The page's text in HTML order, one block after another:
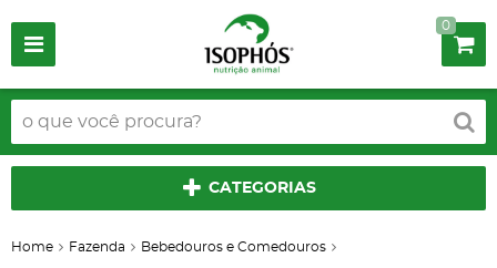
0
CATEGORIAS
Home Fazenda Bebedouros e Comedouros